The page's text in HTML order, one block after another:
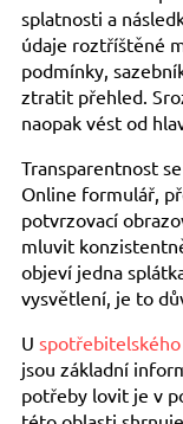
splatnosti a
údaje roztříštěné
podmínky,
ztratit přehled.
naopak vést od
Transparentnost
Online formulář,
potvrzovací
mluvit
objeví jedna
vysvětlení, je to
U
jsou základní
potřeby lovit je v